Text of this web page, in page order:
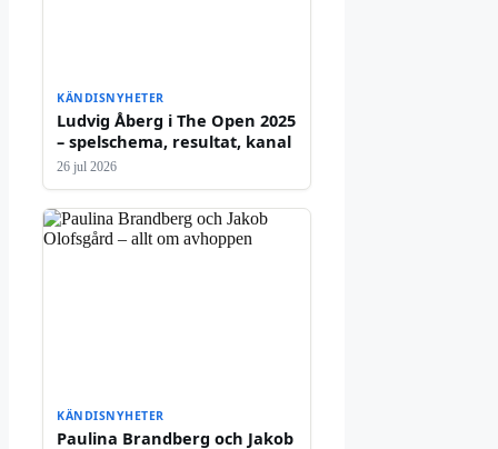
KÄNDISNYHETER
Ludvig Åberg i The Open 2025
– spelschema, resultat, kanal
26 jul 2026
KÄNDISNYHETER
Paulina Brandberg och Jakob